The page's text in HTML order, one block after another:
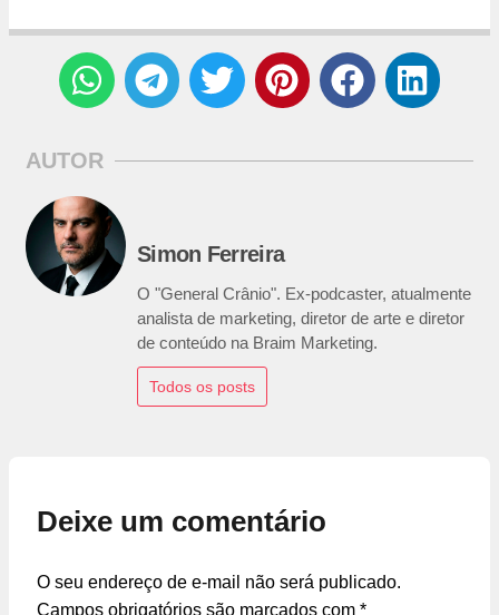
AUTOR
Simon Ferreira
O "General Crânio". Ex-podcaster, atualmente
analista de marketing, diretor de arte e diretor
de conteúdo na Braim Marketing.
Todos os posts
Deixe um comentário
O seu endereço de e-mail não será publicado.
Campos obrigatórios são marcados com *